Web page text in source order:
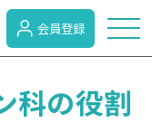
会員登録
科の役割